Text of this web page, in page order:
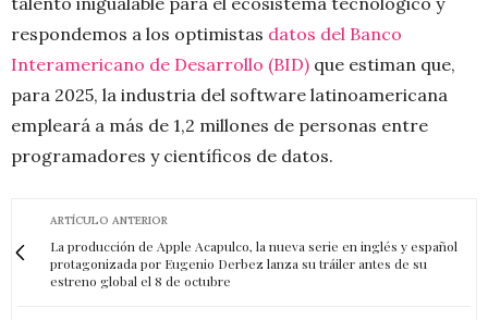
respondemos a los optimistas datos del Banco
Interamericano de Desarrollo (BID) que estiman que,
para 2025, la industria del software latinoamericana
empleará a más de 1,2 millones de personas entre
programadores y científicos de datos.
ARTÍCULO ANTERIOR
La producción de Apple Acapulco, la nueva serie en inglés y español
protagonizada por Eugenio Derbez lanza su tráiler antes de su
estreno global el 8 de octubre